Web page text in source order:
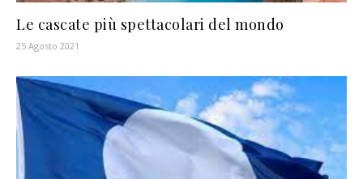
Le cascate più spettacolari del mondo
25 Agosto 2021